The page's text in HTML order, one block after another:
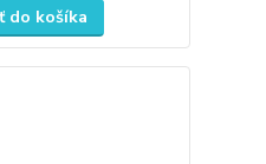
do košíka